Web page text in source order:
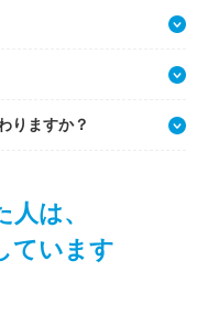
りますか？
は、
ています